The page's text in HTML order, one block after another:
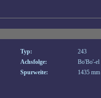
Typ:
243
Achsfolge:
Bo'Bo'-el
Spurweite:
1435 mm